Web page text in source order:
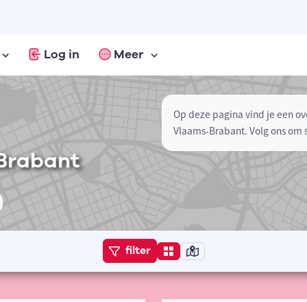
Log in Meer
Op deze pagina vind je een
Vlaams-Brabant. Volg ons
filter